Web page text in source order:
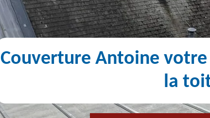
Couverture Antoine
la